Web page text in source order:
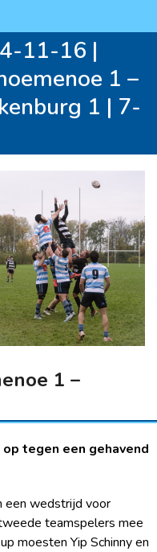
11-16 |
1 –
1 | 7-
1 –
tegen een gehavend
een wedstrijd voor
teamspelers mee
moesten Yip Schinny en